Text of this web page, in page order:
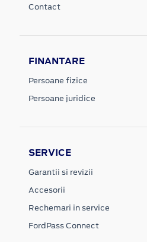
Contact
FINANTARE
Persoane fizice
Persoane juridice
SERVICE
Garantii si revizii
Accesorii
Rechemari in service
FordPass Connect